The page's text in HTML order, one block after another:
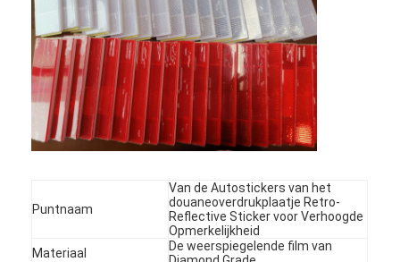
Puntnaam
Van de Autostickers van het
douaneoverdrukplaatje Retro-
Reflective Sticker voor Verhoogde
Opmerkelijkheid
Materiaal
De weerspiegelende film van